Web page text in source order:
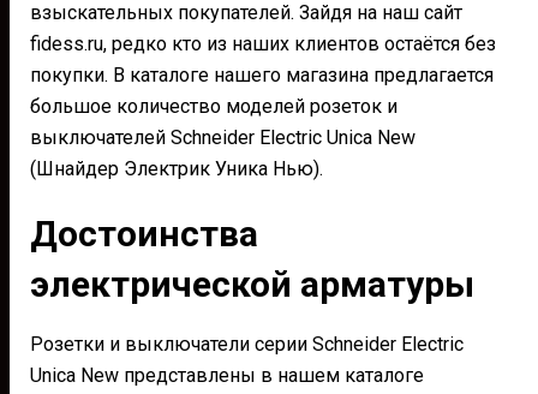
взыскательных покупателей. Зайдя на наш сайт
fidess.ru, редко кто из наших клиентов остаётся без
покупки. В каталоге нашего магазина предлагается
большое количество моделей розеток и
выключателей Schneider Electric Unica New
(Шнайдер Электрик Уника Нью).
Достоинства
электрической арматуры
Розетки и выключатели серии Schneider Electric
Unica New представлены в нашем каталоге